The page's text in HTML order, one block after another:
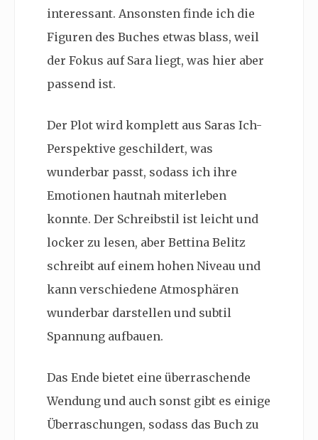
interessant. Ansonsten finde ich die
Figuren des Buches etwas blass, weil
der Fokus auf Sara liegt, was hier aber
passend ist.
Der Plot wird komplett aus Saras Ich-
Perspektive geschildert, was
wunderbar passt, sodass ich ihre
Emotionen hautnah miterleben
konnte. Der Schreibstil ist leicht und
locker zu lesen, aber Bettina Belitz
schreibt auf einem hohen Niveau und
kann verschiedene Atmosphären
wunderbar darstellen und subtil
Spannung aufbauen.
Das Ende bietet eine überraschende
Wendung und auch sonst gibt es einige
Überraschungen, sodass das Buch zu